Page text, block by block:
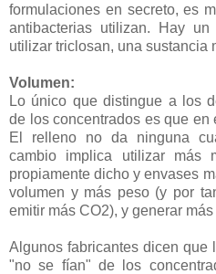
formulaciones en secreto, es
antibacterias utilizan. Hay
utilizar triclosan, una sustancia
Volumen:
Lo único que distingue a los
de los concentrados es que en
El relleno no da ninguna
cambio implica utilizar más
propiamente dicho y envases
volumen y más peso (y por
emitir más CO2), y generar
Algunos fabricantes dicen que
"no se fían" de los